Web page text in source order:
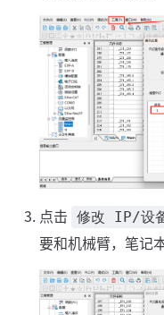
点击 修改 IP/设
要和机械臂，笔记